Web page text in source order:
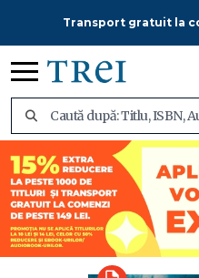
Transport gratuit la